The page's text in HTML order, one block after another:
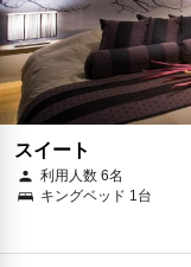
スイート
利用人数 6名
キングベッド 1台